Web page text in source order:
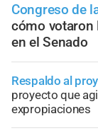
Congreso de
cómo votaron
en el Senado
Respaldo al
proyecto que
expropiaciones